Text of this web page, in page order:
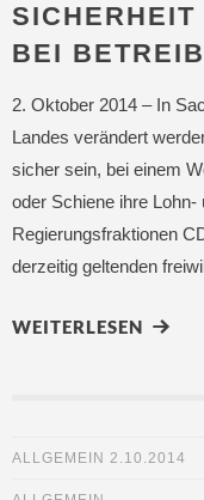
SICHERHEIT
BEI
2. Oktober 2014 – In
Landes verändert
sicher sein, bei einem
oder Schiene ihre
Regierungsfraktionen
derzeitig geltenden
WEITERLESEN
ALLGEMEIN 2.10.2014